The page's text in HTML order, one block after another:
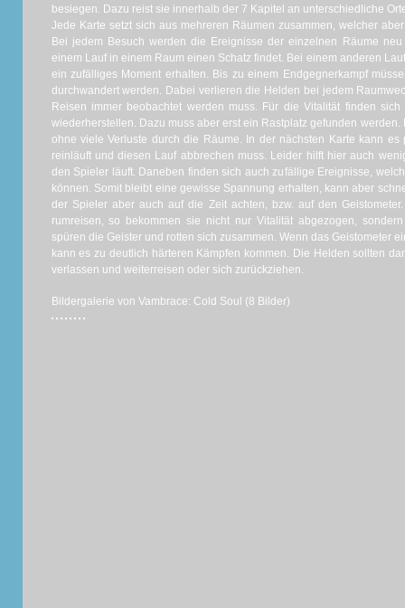
besiegen. Dazu reist sie innerhalb der 7 Kapitel an unterschiedliche
Jede Karte setzt sich aus mehreren Räumen zusammen, welcher
Bei jedem Besuch werden die Ereignisse der einzelnen Räume
einem Lauf in einem Raum einen Schatz findet. Bei einem anderen
ein zufälliges Moment erhalten. Bis zu einem Endgegnerkampf
durchwandert werden. Dabei verlieren die Helden bei jedem
Reisen immer beobachtet werden muss. Für die Vitalität finden
wiederherstellen. Dazu muss aber erst ein Rastplatz gefunden
ohne viele Verluste durch die Räume. In der nächsten Karte kann
reinläuft und diesen Lauf abbrechen muss. Leider hilft hier auch
den Spieler läuft. Daneben finden sich auch zufällige Ereignisse,
können. Somit bleibt eine gewisse Spannung erhalten, kann aber
der Spieler aber auch auf die Zeit achten, bzw. auf den
rumreisen, so bekommen sie nicht nur Vitalität abgezogen,
spüren die Geister und rotten sich zusammen. Wenn das Geistometer
kann es zu deutlich härteren Kämpfen kommen. Die Helden sollten
verlassen und weiterreisen oder sich zurückziehen.
Bildergalerie von Vambrace: Cold Soul (8 Bilder)